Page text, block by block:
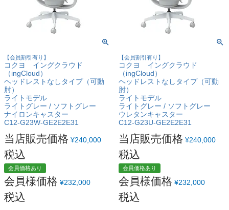
【会員割引有り】
コクヨ イングクラウド
（ingCloud）
ヘッドレストなしタイプ（可動
肘）
ライトモデル
ライトグレー / ソフトグレー
ナイロンキャスター
C12-G23W-GE2E2E31
当店販売価格 ¥240,000
税込
会員価格あり
会員様価格 ¥232,000
税込
【会員割引有り】
コクヨ イングクラウド
（ingCloud）
ヘッドレストなしタイプ（可動
肘）
ライトモデル
ライトグレー / ソフトグレー
ウレタンキャスター
C12-G23U-GE2E2E31
当店販売価格 ¥240,000
税込
会員価格あり
会員様価格 ¥232,000
税込